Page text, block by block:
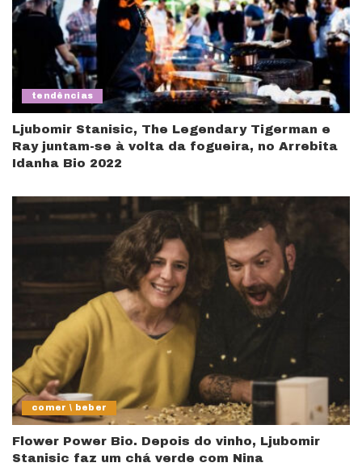
tendências
Ljubomir Stanisic, The Legendary Tigerman e
Ray juntam-se à volta da fogueira, no Arrebita
Idanha Bio 2022
comer \ beber
Flower Power Bio. Depois do vinho, Ljubomir
Stanisic faz um chá verde com Nina